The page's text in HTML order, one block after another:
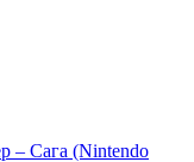
– Сага (Nintendo